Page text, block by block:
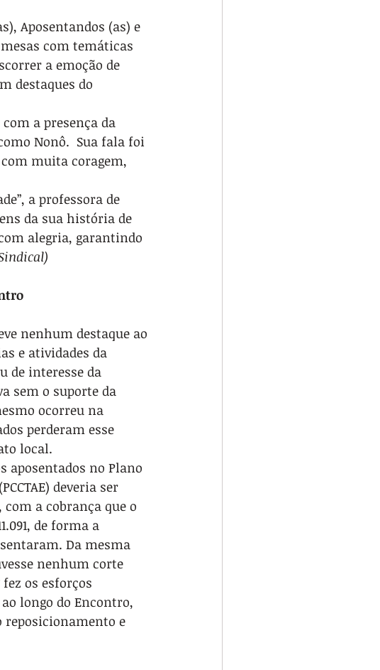
Aposentandos (as) e
com temáticas
a emoção de
destaques do
a presença da
Nonô.  Sua fala foi
muita coragem,
a professora de
da sua história de
alegria, garantindo
nenhum destaque ao
e atividades da
de interesse da
sem o suporte da
ocorreu na
perderam esse
local.
aposentados no Plano
deveria ser
a cobrança que o
de forma a
Da mesma
nenhum corte
os esforços
longo do Encontro,
reposicionamento e